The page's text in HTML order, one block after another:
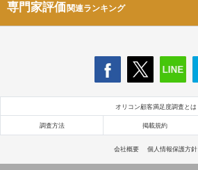
専門家評価関連ランキング
オリコン顧客満足度調査とは
調査方法 掲載規約
会社概要 個人情報保護方針